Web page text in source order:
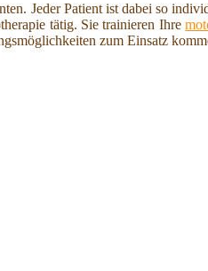
Jeder Patient ist dabei so
tätig. Sie trainieren Ihre
zum Einsatz